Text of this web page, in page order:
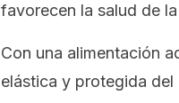
favorecen la salud de
Con una alimentación
elástica y protegida del